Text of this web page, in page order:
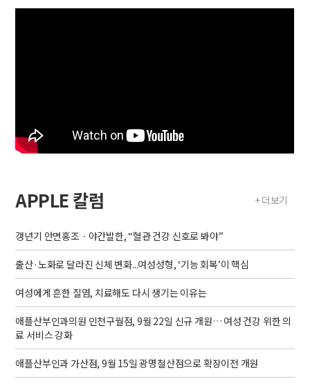
APPLE 칼럼 + 더보기
갱년기 안면홍조ㆍ야간발한, “혈관 건강 신호로 봐야”
출산·노화로 달라진 신체 변화...여성성형, ‘기능 회복’이 핵심
여성에게 흔한 질염, 치료해도 다시 생기는 이유는
애플산부인과의원 인천구월점, 9월 22일 신규 개원… 여성 건강 위한 의
료 서비스 강화
애플산부인과 가산점, 9월 15일 광명철산점으로 확장이전 개원